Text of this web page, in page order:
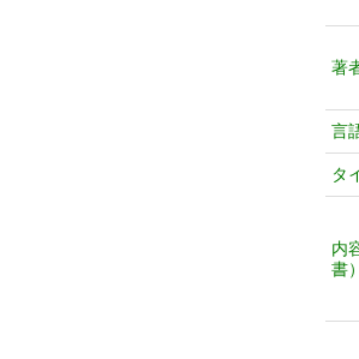
著
言
タ
内
書